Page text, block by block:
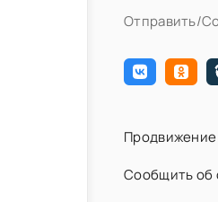
Отправить/
Продвижение
Сообщить об